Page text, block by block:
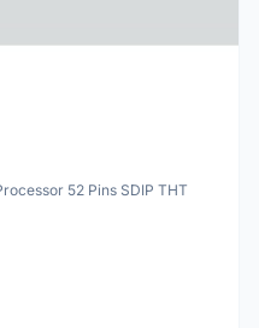
52 Pins SDIP THT